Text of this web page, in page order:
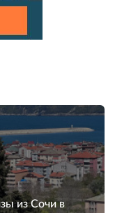
из Сочи в